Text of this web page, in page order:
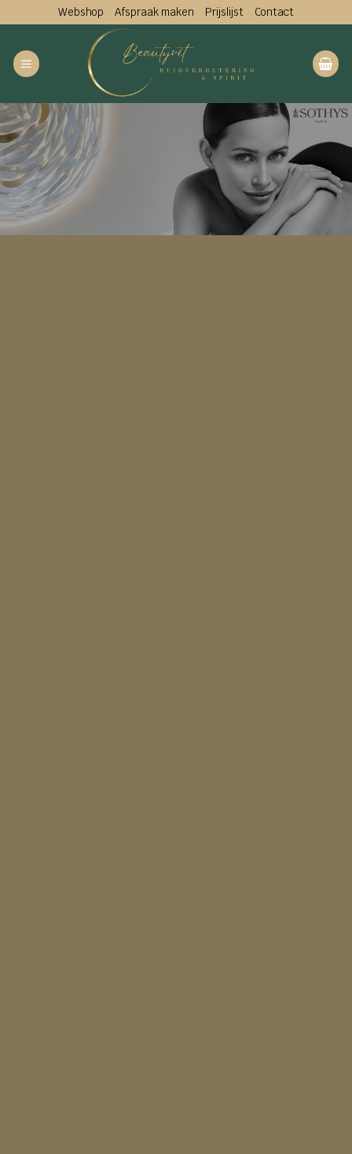
naar
inhoud
Webshop Afspraak maken Prijslijst Contact